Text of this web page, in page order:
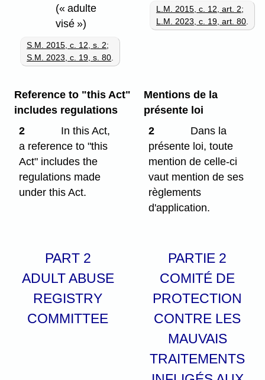
(« adulte
visé »)
S.M. 2015, c. 12, s. 2;
S.M. 2023, c. 19, s. 80
L.M. 2015, c. 12, art. 2;
L.M. 2023, c. 19, art. 80.
Reference to "this Act"
includes regulations
2
In this Act,
a reference to "this
Act" includes the
regulations made
under this Act.
Mentions de la
présente loi
2
Dans la
présente loi, toute
mention de celle-ci
vaut mention de ses
règlements
d'application.
PART 2
ADULT ABUSE
REGISTRY
COMMITTEE
PARTIE 2
COMITÉ DE
PROTECTION
CONTRE LES
MAUVAIS
TRAITEMENTS